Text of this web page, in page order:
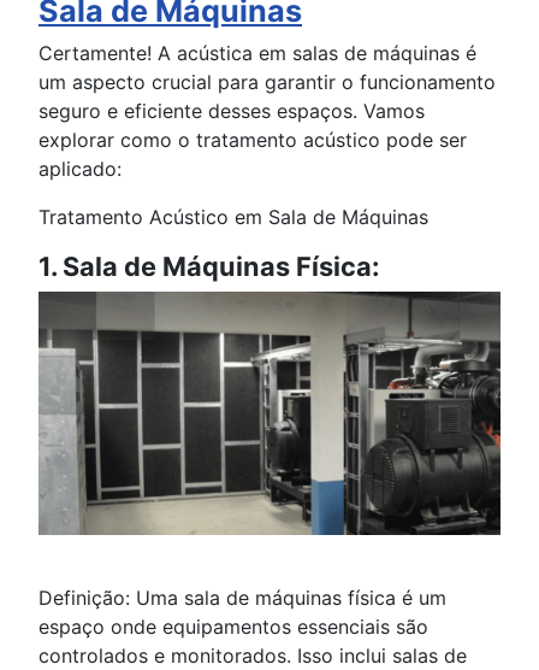
Sala de Máquinas
Certamente! A acústica em salas de máquinas é
um aspecto crucial para garantir o funcionamento
seguro e eficiente desses espaços. Vamos
explorar como o tratamento acústico pode ser
aplicado:
Tratamento Acústico em Sala de Máquinas
1. Sala de Máquinas Física:
Definição: Uma sala de máquinas física é um
espaço onde equipamentos essenciais são
controlados e monitorados. Isso inclui salas de